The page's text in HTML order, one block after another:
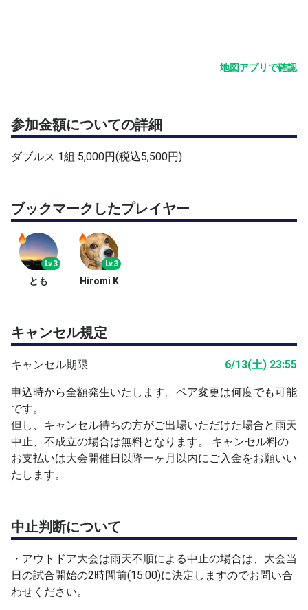
す。
キャンセル・キャンセル待ち・ペア変更のみお電話にて受
■キャンセル規定
申込時から全額発生いたします。ペア変更は何度でも可能
です。
但し、キャンセル待ちの方がご出場いただけた場合と雨天
中止、不成立の場合は無料となります。 キャンセル料の
■注意事項
・参加数が5組(名)に満たない場合は、大会の有無を開催
日の3日前に決定し、 これ以降にご連絡させていただきま
す。
・天候、その他の事情で内容が変更される場合もございま
す。あらかじめご了承ください
※インドア大会でも試合進行によりアウトコートを使用す
る場合がございます。
・アウトドア大会は雨天不順による中止の場合は、大会当
■その他
・コート: 砂入り人工芝アウトドアコート・インドアコー
ト
地図アプリで確認
参加金額についての詳細
ダブルス 1組 5,000円(税込5,500円)
ブックマークしたプレイヤー
Lv.3
とも
Lv.3
Hiromi K
キャンセル規定
キャンセル期限 6/13(土) 23:55
申込時から全額発生いたします。ペア変更は何度でも可能
です。
但し、キャンセル待ちの方がご出場いただけた場合と雨天
中止、不成立の場合は無料となります。 キャンセル料の
お支払いは大会開催日以降一ヶ月以内にご入金をお願いい
たします。
中止判断について
・アウトドア大会は雨天不順による中止の場合は、大会当
日の試合開始の2時間前(15:00)に決定しますのでお問い合
わせください。